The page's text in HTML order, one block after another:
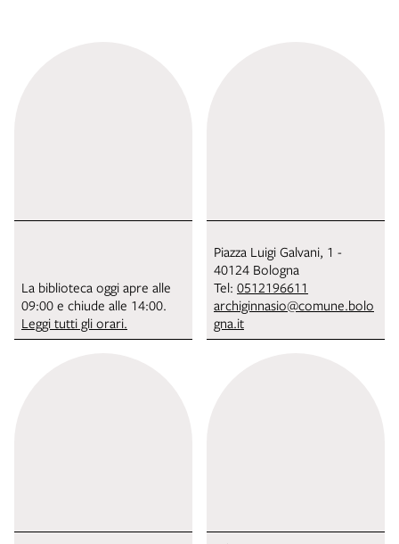
La biblioteca oggi apre alle
09:00 e chiude alle 14:00.
Leggi tutti gli orari.
Piazza Luigi Galvani, 1 -
40124 Bologna
Tel: 0512196611
archiginnasio@comune.bolo
gna.it